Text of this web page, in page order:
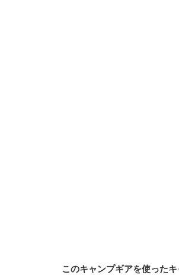
このキャンプギアを使った